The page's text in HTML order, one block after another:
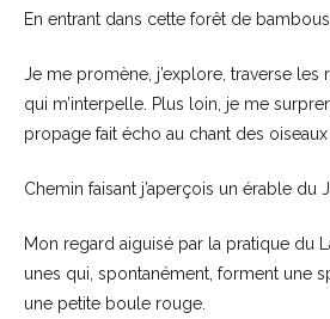
En entrant dans cette forêt de
Je me promène, j’explore, traverse
qui m’interpelle. Plus loin, je me
propage fait écho au chant des
Chemin faisant j’aperçois un érable du
Mon regard aiguisé par la pratique du
unes qui, spontanément, forment une
une petite boule rouge.